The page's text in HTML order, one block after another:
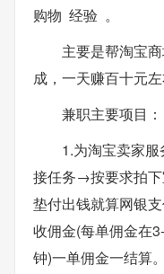
购物 经验 。
主要是帮淘宝
成，一天赚百十元
兼职主要项目：
1.为淘宝卖家
接任务→按要求拍
垫付出钱就算网银
收佣金(每单佣金在
钟)一单佣金一结算。